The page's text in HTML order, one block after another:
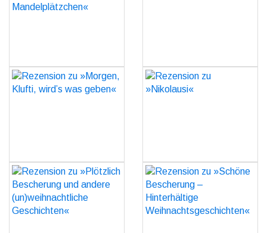
Mandelplätzchen«
Rezension zu »Morgen,
Klufti, wird’s was geben«
Rezension zu »Nikolausi«
Rezension zu »Plötzlich
Bescherung und andere
(un)weihnachtliche
Geschichten«
Rezension zu »Schöne
Bescherung –
Hinterhältige
Weihnachtsgeschichten«